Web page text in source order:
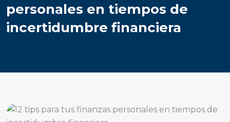
personales en tiempos de
incertidumbre financiera